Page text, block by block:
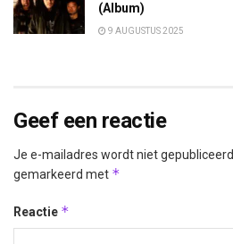
(Album)
9 AUGUSTUS 2025
Geef een reactie
Je e-mailadres wordt niet gepubliceerd.
gemarkeerd met *
Reactie *